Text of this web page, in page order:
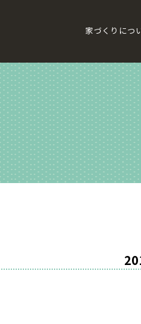
家づくりにつ